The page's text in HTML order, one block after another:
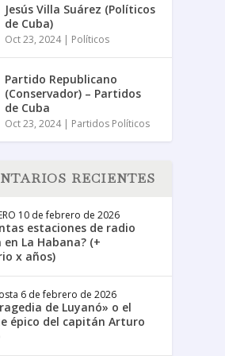
Jesús Villa Suárez (Políticos
de Cuba)
Oct 23, 2024| Políticos
Partido Republicano
(Conservador) – Partidos
de Cuba
Oct 23, 2024| Partidos Políticos
RECIENTES
10 de febrero de 2026
estaciones de radio
La Habana? (+
x años)
6 de febrero de 2026
de Luyanó» o el
épico del capitán Arturo